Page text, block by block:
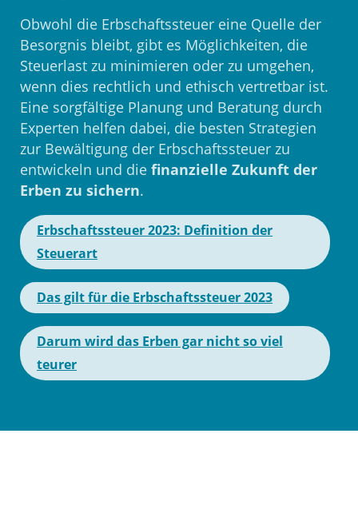
Obwohl die Erbschaftssteuer eine Quelle der
Besorgnis bleibt, gibt es Möglichkeiten, die
Steuerlast zu minimieren oder zu umgehen,
wenn dies rechtlich und ethisch vertretbar ist.
Eine sorgfältige Planung und Beratung durch
Experten helfen dabei, die besten Strategien
zur Bewältigung der Erbschaftssteuer zu
entwickeln und die finanzielle Zukunft der
Erben zu sichern.
Erbschaftssteuer 2023: Definition der
Steuerart
Das gilt für die Erbschaftssteuer 2023
Darum wird das Erben gar nicht so viel
teurer